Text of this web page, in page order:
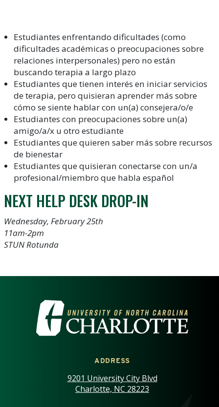
Estudiantes enfrentando dificultades (como
dificultades académicas o preocupaciones sobre
relaciones interpersonales) pero no están
buscando terapia a largo plazo
Estudiantes que tienen interés en iniciar servicios
de terapia, pero quisieran aprender más sobre
cómo se siente hablar con un(a) consejera/o/e
Estudiantes con preocupaciones sobre un(a)
amigo/a/x u otro estudiante
Estudiantes que quieren saber más sobre recursos
de bienestar
Estudiantes que quisieran conectarse con un/a
profesional/miembro que habla español
NEXT HELP DESK DROP-IN
Wednesday, February 25th
11am-2pm
STUN Rotunda
VISIT THE UNIVERSITY OF
ADDRESS
9201 University City Blvd
Charlotte, NC 28223